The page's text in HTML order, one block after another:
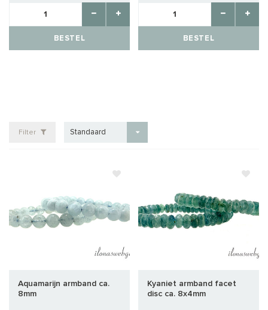
BESTEL BESTEL
Filter Standaard
Aquamarijn armband ca.
8mm
Kyaniet armband facet
disc ca. 8x4mm